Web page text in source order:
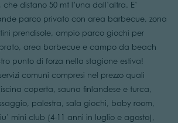
distano 50 mt l’una dall’altra. E’
parco privato con area barbecue, zona
prendisole, ampio parco giochi per
area barbecue e campo da beach
punto di forza nella stagione estiva!
comuni compresi nel prezzo quali
coperta, sauna finlandese e turca,
palestra, sala giochi, baby room,
mini club (4-11 anni in luglio e agosto),